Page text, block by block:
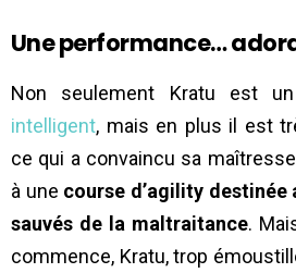
Une performance…
Non seulement Kratu est
intelligent, mais en plus il est
ce qui a convaincu sa
à une course d’agility destinée
sauvés de la maltraitance.
commence, Kratu, trop